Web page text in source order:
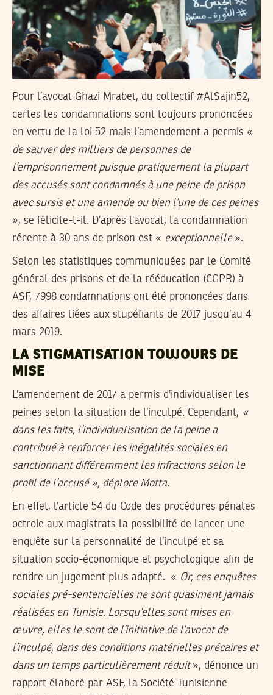
Pour l’avocat Ghazi Mrabet, du collectif #AlSajin52,
certes les condamnations sont toujours prononcées
en vertu de la loi 52 mais l’amendement a permis «
de sauver des milliers de personnes de
l’emprisonnement puisque pratiquement la plupart
des accusés sont condamnés à une peine de prison
avec sursis et une amende ou bien l’une de ces peines
», se félicite-t-il. D’après l’avocat, la condamnation
récente à 30 ans de prison est « exceptionnelle ».
Selon les statistiques communiquées par le Comité
général des prisons et de la rééducation (CGPR) à
ASF, 7998 condamnations ont été prononcées dans
des affaires liées aux stupéfiants de 2017 jusqu’au 4
mars 2019.
LA STIGMATISATION TOUJOURS DE
MISE
L’amendement de 2017 a permis d’individualiser les
peines selon la situation de l’inculpé. Cependant, «
dans les faits, l’individualisation de la peine a
contribué à renforcer les inégalités sociales en
sanctionnant différemment les infractions selon le
profil de l’accusé », déplore Motta.
En effet, l’article 54 du Code des procédures pénales
octroie aux magistrats la possibilité de lancer une
enquête sur la personnalité de l’inculpé et sa
situation socio-économique et psychologique afin de
rendre un jugement plus adapté. « Or, ces enquêtes
sociales pré-sentencielles ne sont quasiment jamais
réalisées en Tunisie. Lorsqu’elles sont mises en
œuvre, elles le sont de l’initiative de l’avocat de
l’inculpé, dans des conditions matérielles précaires et
dans un temps particulièrement réduit», dénonce un
rapport élaboré par ASF, la Société Tunisienne